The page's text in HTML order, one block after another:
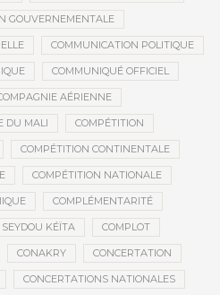
GOUVERNEMENTALE
COMMUNICATION POLITIQUE
COMMUNIQUÉ OFFICIEL
AÉRIENNE
DU MALI COMPÉTITION
COMPÉTITION CONTINENTALE
COMPÉTITION NATIONALE
COMPLÉMENTARITÉ
KÉÏTA COMPLOT
CONAKRY CONCERTATION
CONCERTATIONS NATIONALES